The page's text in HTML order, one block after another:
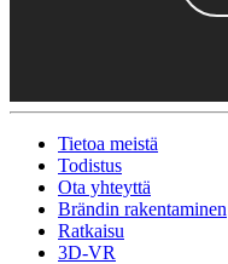
Tietoa meistä
Todistus
Ota yhteyttä
Brändin rakentaminen
Ratkaisu
3D-VR